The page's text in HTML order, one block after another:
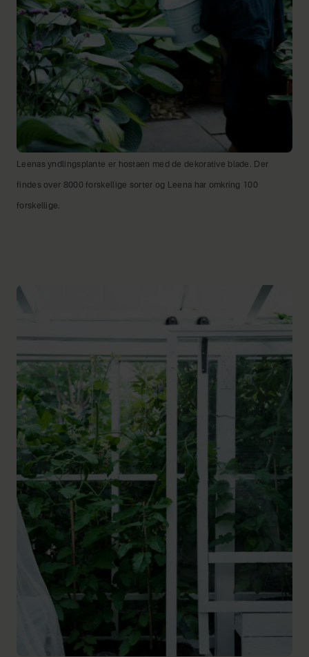
Leenas yndlingsplante er hostaen med de dekorative blade. Der
findes over 8000 forskellige sorter og Leena har omkring 100
forskellige.